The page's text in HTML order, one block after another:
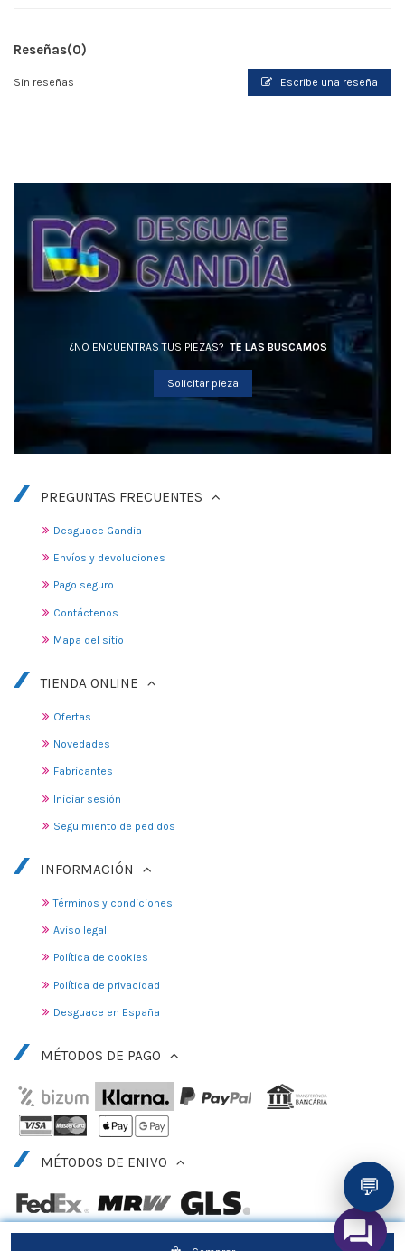
Reseñas(0)
Sin reseñas Escribe una reseña
¿NO ENCUENTRAS TUS PIEZAS? TE LAS BUSCAMOS
Solicitar pieza
PREGUNTAS FRECUENTES
Desguace Gandia
Envíos y devoluciones
Pago seguro
Contáctenos
Mapa del sitio
TIENDA ONLINE
Ofertas
Novedades
Fabricantes
Iniciar sesión
Seguimiento de pedidos
INFORMACIÓN
Términos y condiciones
Aviso legal
Política de cookies
Política de privacidad
Desguace en España
MÉTODOS DE PAGO
MÉTODOS DE ENIVO
💬